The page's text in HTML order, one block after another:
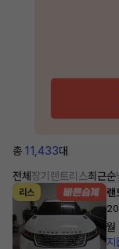
총 11,433대
전체 장기렌트리스최근순
리스 랜
월
지